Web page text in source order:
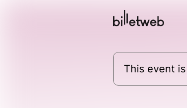
This event